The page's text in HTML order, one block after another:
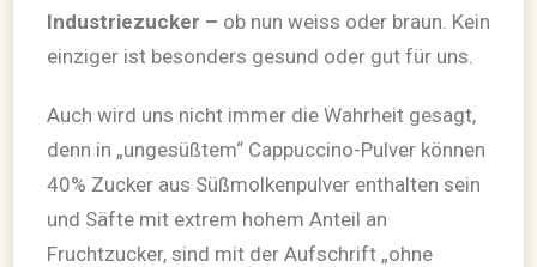
Industriezucker – ob nun weiss oder braun. Kein
einziger ist besonders gesund oder gut für uns.
Auch wird uns nicht immer die Wahrheit gesagt,
denn in „ungesüßtem“ Cappuccino-Pulver können
40% Zucker aus Süßmolkenpulver enthalten sein
und Säfte mit extrem hohem Anteil an
Fruchtzucker, sind mit der Aufschrift „ohne